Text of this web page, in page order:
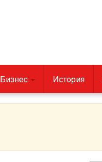
Бизнес История